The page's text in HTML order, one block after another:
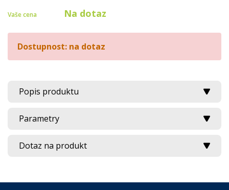
Vaše cena Na dotaz
Dostupnost: na dotaz
Popis produktu
Parametry
Dotaz na produkt